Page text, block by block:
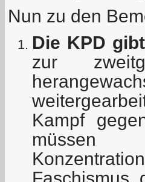
Nun zu den
Die KPD
zur
Kampf
Faschismus,